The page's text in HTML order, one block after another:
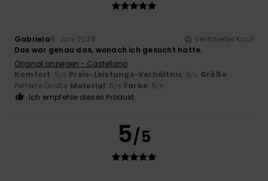
Gabriela6. Juni 2026
Verifizierter Kauf
Das war genau das, wonach ich gesucht hatte.
Original anzeigen - Castellano
Komfort: 5/5 Preis-Leistungs-Verhältnis: 5/5 Größe:
Perfekte Größe Material: 5/5 Farbe: 5/5
Ich empfehle dieses Produkt
5/5